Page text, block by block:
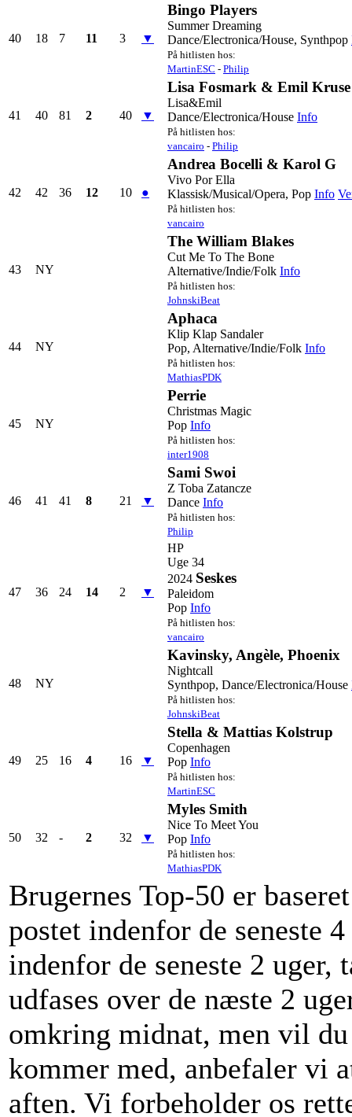
40 18 7 11 3 ▼
Bingo Players
Summer Dreaming
Dance/Electronica/House, Synthpop
På hitlisten hos:
MartinESC - Philip
41 40 81 2 40 ▼
Lisa Fosmark & Emil Kruse
Lisa&Emil
Dance/Electronica/House Info
På hitlisten hos:
vancairo - Philip
42 42 36 12 10 ●
Andrea Bocelli & Karol G
Vivo Por Ella
Klassisk/Musical/Opera, Pop Info
På hitlisten hos:
vancairo
43 NY
The William Blakes
Cut Me To The Bone
Alternative/Indie/Folk Info
På hitlisten hos:
JohnskiBeat
44 NY
Aphaca
Klip Klap Sandaler
Pop, Alternative/Indie/Folk Info
På hitlisten hos:
MathiasPDK
45 NY
Perrie
Christmas Magic
Pop Info
På hitlisten hos:
inter1908
46 41 41 8 21 ▼
Sami Swoi
Z Toba Zatancze
Dance Info
På hitlisten hos:
Philip
47 36 24 14 2 ▼
HP
Uge 34
2024 Seskes
Paleidom
Pop Info
På hitlisten hos:
vancairo
48 NY
Kavinsky, Angèle, Phoenix
Nightcall
Synthpop, Dance/Electronica/House
På hitlisten hos:
JohnskiBeat
49 25 16 4 16 ▼
Stella & Mattias Kolstrup
Copenhagen
Pop Info
På hitlisten hos:
MartinESC
50 32 - 2 32 ▼
Myles Smith
Nice To Meet You
Pop Info
På hitlisten hos:
MathiasPDK
Brugernes Top-50 er
postet indenfor de seneste
indenfor de seneste 2
udfases over de næste 2
omkring midnat, men vil
kommer med, anbefaler vi
aften. Vi forbeholder os